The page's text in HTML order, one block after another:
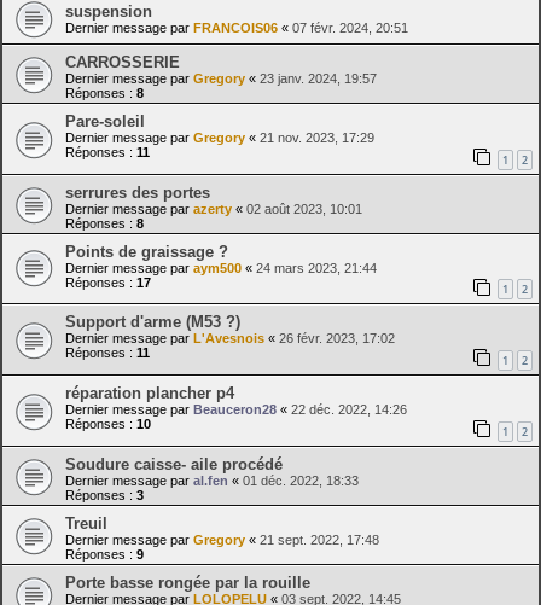
suspension
Dernier message par FRANCOIS06 « 07 févr. 2024, 20:51
CARROSSERIE
Dernier message par Gregory « 23 janv. 2024, 19:57
Réponses : 8
Pare-soleil
Dernier message par Gregory « 21 nov. 2023, 17:29
Réponses : 11 1 2
serrures des portes
Dernier message par azerty « 02 août 2023, 10:01
Réponses : 8
Points de graissage ?
Dernier message par aym500 « 24 mars 2023, 21:44
Réponses : 17 1 2
Support d'arme (M53 ?)
Dernier message par L'Avesnois « 26 févr. 2023, 17:02
Réponses : 11 1 2
réparation plancher p4
Dernier message par Beauceron28 « 22 déc. 2022, 14:26
Réponses : 10 1 2
Soudure caisse- aile procédé
Dernier message par al.fen « 01 déc. 2022, 18:33
Réponses : 3
Treuil
Dernier message par Gregory « 21 sept. 2022, 17:48
Réponses : 9
Porte basse rongée par la rouille
Dernier message par LOLOPELU « 03 sept. 2022, 14:45